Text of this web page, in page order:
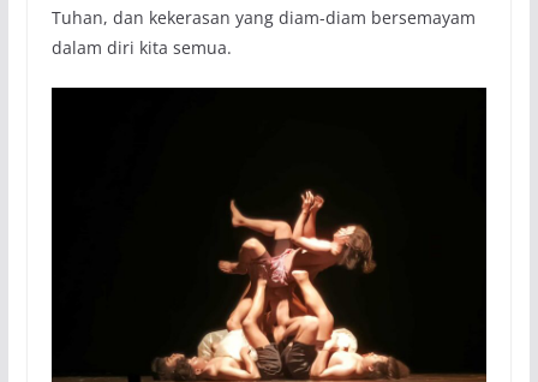
Tuhan, dan kekerasan yang diam-diam bersemayam
dalam diri kita semua.